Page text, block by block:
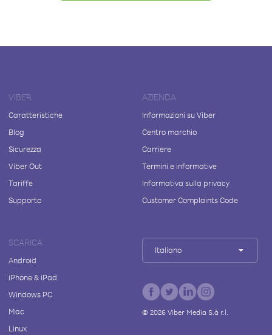
VIBER
Caratteristiche
Blog
Sicurezza
Viber Out
Tariffe
Supporto
AZIENDA
Informazioni su Viber
Centro marchio
Carriere
Termini e informative
Informativa sulla privacy
Customer Complaints Code
SCARICA
Android
iPhone & iPad
Windows PC
Mac
Linux
Italiano
© 2026Viber Media S.à r.l.